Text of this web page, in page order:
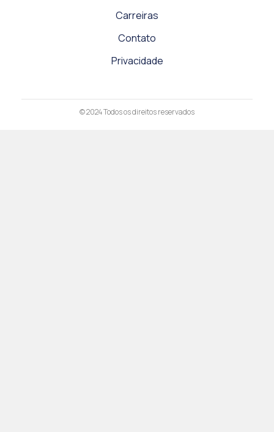
Carreiras
Contato
Privacidade
© 2024Todos os direitos reservados